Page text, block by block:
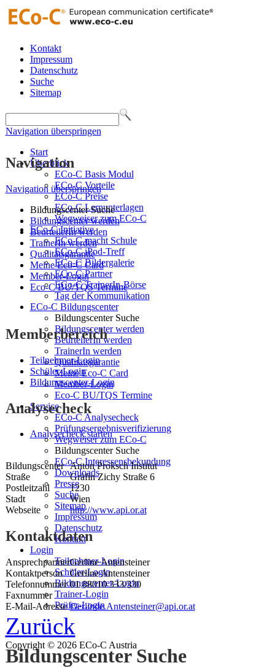
Kontakt
Impressum
Datenschutz
Suche
Sitemap
Navigation überspringen
Start
Überblick
ECo-C Basis Modul
ECo-C Vorteile
ECo-C Preise
ECo-C Lernunterlagen
Wegweiser zum ECo-C
ECo-C Initiative
ECo-C macht Schule
ECo-C iPod-Treff
ECo-C Bildergalerie
ECo-C Partner
ECo-C TrainerIn-Börse
Tag der Kommunikation
ECo-C Bildungscenter
Bildungscenter Suche
Bildungscenter werden
BeurteilerIn werden
TrainerIn werden
Qualitätsgarantie
Meine Eco-C Card
Member-Login
Eco-C BU/TQS Termine
Service
ECo-C Analysecheck
Prüfungsergebnisverifizierung
Wegweiser zum ECo-C
Bildungscenter Suche
ECo-C Interessensbekundung
Downloads
Presse
Suche
Sitemap
Impressum
Datenschutz
Kontakt
Login
Teilnehmer-Login
Schüler-Login
Bildungscenter-Login
Trainer-Login
Prüfer-Login
Bildungscenter Suche
Navigation
Navigation überspringen
Bildungscenter Suche
Bildungscenter werden
BeurteilerIn werden
TrainerIn werden
Qualitätsgarantie
Meine Eco-C Card
Member-Login
Eco-C BU/TQS Termine
Memberbereich
Teilnehmer-Login
Schüler-Login
Bildungscenter-Login
Analysecheck
Analysecheck starten
Bildungscenter Anton Proksch Institut
Straße
Gräfin Zichy Straße 6
Postleitzahl
1230
Stadt
Wien
Webseite
http://www.api.or.at
Kontaktdaten
AnsprechpartnerGerline Antensteiner
Kontaktperson
Gerline Antensteiner
Telefonnummer 01 88010 333/330
Faxnummer
E-Mail-Adresse Gerlinde.Antensteiner@api.or.at
Zurück
Copyright © 2026 ECo-C Austria